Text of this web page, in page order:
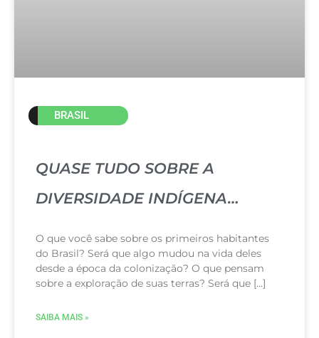
BRASIL
QUASE TUDO SOBRE A
DIVERSIDADE INDÍGENA…
O que você sabe sobre os primeiros habitantes
do Brasil? Será que algo mudou na vida deles
desde a época da colonização? O que pensam
sobre a exploração de suas terras? Será que […]
SAIBA MAIS »